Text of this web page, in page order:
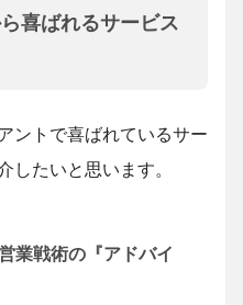
喜ばれるサービス
ントで喜ばれているサー
したいと思います。
業戦術の『アドバイ